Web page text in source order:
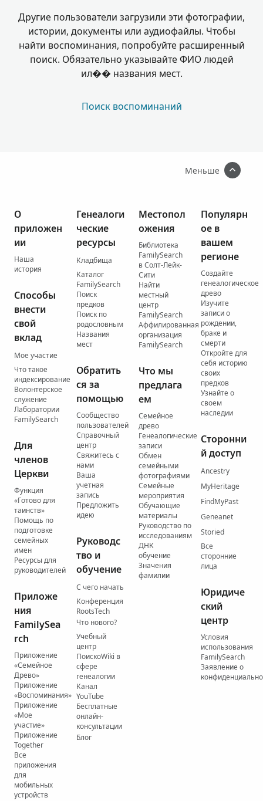
Другие пользователи загрузили эти фотографии,
истории, документы или аудиофайлы. Чтобы
найти воспоминания, попробуйте расширенный
поиск. Обязательно указывайте ФИО людей
ил�� названия мест.
Поиск воспоминаний
Меньше
О
приложен
ии
Наша
история
Способы
внести
свой
вклад
Мое участие
Что такое
индексирование
Волонтерское
служение
Лаборатории
FamilySearch
Для
членов
Церкви
Функция
«Готово для
таинств»
Помощь по
подготовке
семейных
имен
Ресурсы для
руководителей
Приложе
ния
FamilySea
rch
Приложение
«Семейное
Древо»
Приложение
«Воспоминания»
Приложение
«Мое
участие»
Приложение
Together
Все
приложения
для
мобильных
устройств
Генеалоги
ческие
ресурсы
Кладбища
Каталог
FamilySearch
Поиск
предков
Поиск по
родословным
Названия
мест
Обратить
ся за
помощью
Сообщество
пользователей
Справочный
центр
Свяжитесь с
нами
Ваша
учетная
запись
Предложить
идею
Руководс
тво и
обучение
С чего начать
Конференция
RootsTech
Что нового?
Учебный
центр
ПоискоWiki в
сфере
генеалогии
Канал
YouTube
Бесплатные
онлайн-
консультации
Блог
Местопол
ожения
Библиотека
FamilySearch
в Солт-Лейк-
Сити
Найти
местный
центр
FamilySearch
Аффилированная
организация
FamilySearch
Что мы
предлага
ем
Семейное
древо
Генеалогические
записи
Обмен
семейными
фотографиями
Семейные
мероприятия
Обучающие
материалы
Руководство по
исследованиям
ДНК
обучение
Значения
фамилии
Популярн
ое в
вашем
регионе
Создайте
генеалогическое
древо
Изучите
записи о
рождении,
браке и
смерти
Откройте для
себя историю
своих
предков
Узнайте о
своем
наследии
Сторонни
й доступ
Ancestry
MyHeritage
FindMyPast
Geneanet
Storied
Все
сторонние
лица
Юридиче
ский
центр
Условия
использования
FamilySearch
Заявление о